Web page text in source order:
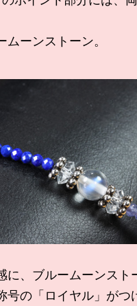
に、ブルームーンスト
号の「ロイヤル」がつ